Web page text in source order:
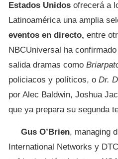
Estados Unidos ofrecerá a
Latinoamérica una amplia
eventos en directo, entre
NBCUniversal ha
salida dramas como
policiacos y políticos, o Dr.
por Alec Baldwin, Joshua
que ya prepara su segunda
Gus O’Brien, managing
International Networks y